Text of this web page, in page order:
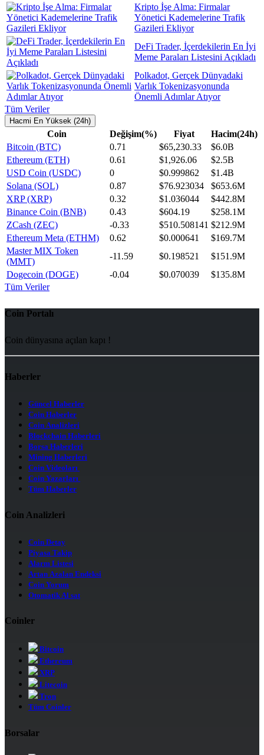
Kripto İşe Alma: Firmalar
Yönetici Kademelerine Trafik
Gazileri Ekliyor
DeFi Trader, İçerdekilerin En İyi
Meme Paraları Listesini Açıkladı
Polkadot, Gerçek Dünyadaki
Varlık Tokenizasyonunda
Önemli Adımlar Atıyor
Tüm Veriler
Hacmi En Yüksek (24h)
Coin Değişim(%) Fiyat
Hacim(24h)
Bitcoin (BTC)
0.71 $65,230.33
$6.0B
Ethereum (ETH)
0.61 $1,926.06
$2.5B
USD Coin (USDC)
0 $0.999862
$1.4B
Solana (SOL)
0.87 $76.923034
$653.6M
XRP (XRP)
0.32 $1.036044
$442.8M
Binance Coin (BNB)
0.43 $604.19
$258.1M
ZCash (ZEC)
-0.33 $510.508141 $212.9M
Ethereum Meta (ETHM)
0.62 $0.000641
$169.7M
Master MIX Token
(MMT)
-11.59 $0.198521
$151.9M
Dogecoin (DOGE)
-0.04 $0.070039
$135.8M
Tüm Veriler
Coin Portalı
Coin dünyasına açılan kapı !
Haberler
Güncel Haberler
Coin Haberler
Coin Analizleri
Blockchain Haberleri
Borsa Haberleri
Mining Haberleri
Coin Videoları
Coin Yazarları
Tüm Haberler
Coin Analizleri
Coin Detay
Piyasa Takip
Alarm Listesi
Artan Azalan Endeksi
Coin Yorum
Otomatik Al sat
Coinler
Bitcoin
Ethereum
XRP
Litecoin
Tron
Tüm Coinler
Borsalar